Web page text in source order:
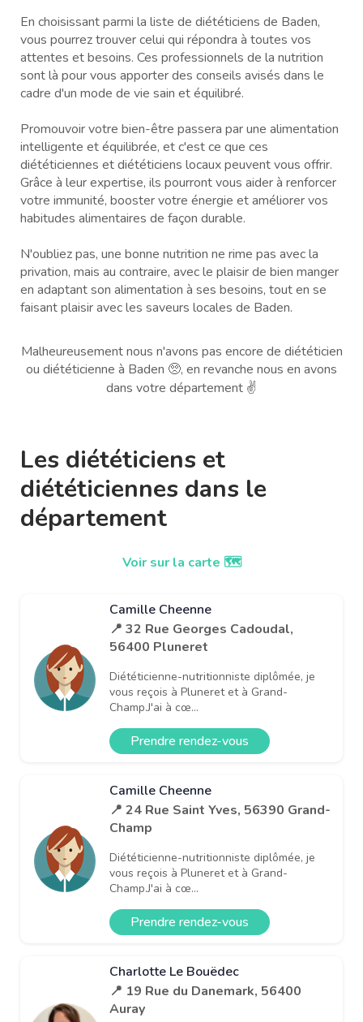
En choisissant parmi la liste de diététiciens de Baden,
vous pourrez trouver celui qui répondra à toutes vos
attentes et besoins. Ces professionnels de la nutrition
sont là pour vous apporter des conseils avisés dans le
cadre d'un mode de vie sain et équilibré.
Promouvoir votre bien-être passera par une alimentation
intelligente et équilibrée, et c'est ce que ces
diététiciennes et diététiciens locaux peuvent vous offrir.
Grâce à leur expertise, ils pourront vous aider à renforcer
votre immunité, booster votre énergie et améliorer vos
habitudes alimentaires de façon durable.
N'oubliez pas, une bonne nutrition ne rime pas avec la
privation, mais au contraire, avec le plaisir de bien manger
en adaptant son alimentation à ses besoins, tout en se
faisant plaisir avec les saveurs locales de Baden.
Malheureusement nous n'avons pas encore de diététicien
ou diététicienne à Baden 🥺, en revanche nous en avons
dans votre département ✌️
Les diététiciens et
diététiciennes dans le
département
Voir sur la carte 🗺️
Camille Cheenne
📍 32 Rue Georges Cadoudal,
56400 Pluneret
Diététicienne-nutritionniste diplômée, je
vous reçois à Pluneret et à Grand-
Champ.J'ai à cœ...
Prendre rendez-vous
Camille Cheenne
📍 24 Rue Saint Yves, 56390 Grand-
Champ
Diététicienne-nutritionniste diplômée, je
vous reçois à Pluneret et à Grand-
Champ.J'ai à cœ...
Prendre rendez-vous
Charlotte Le Bouëdec
📍 19 Rue du Danemark, 56400
Auray